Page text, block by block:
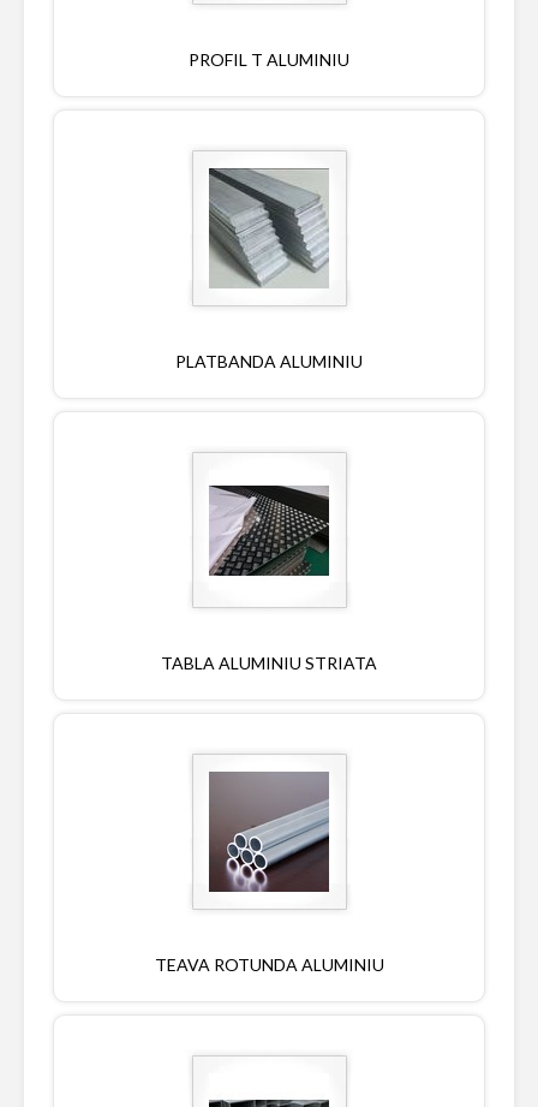
PROFIL T ALUMINIU
PLATBANDA ALUMINIU
TABLA ALUMINIU STRIATA
TEAVA ROTUNDA ALUMINIU